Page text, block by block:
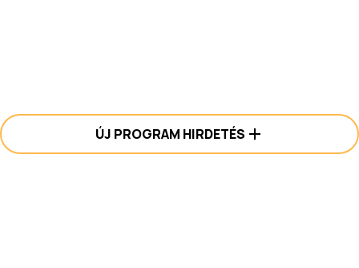
ÚJ PROGRAM HIRDETÉS